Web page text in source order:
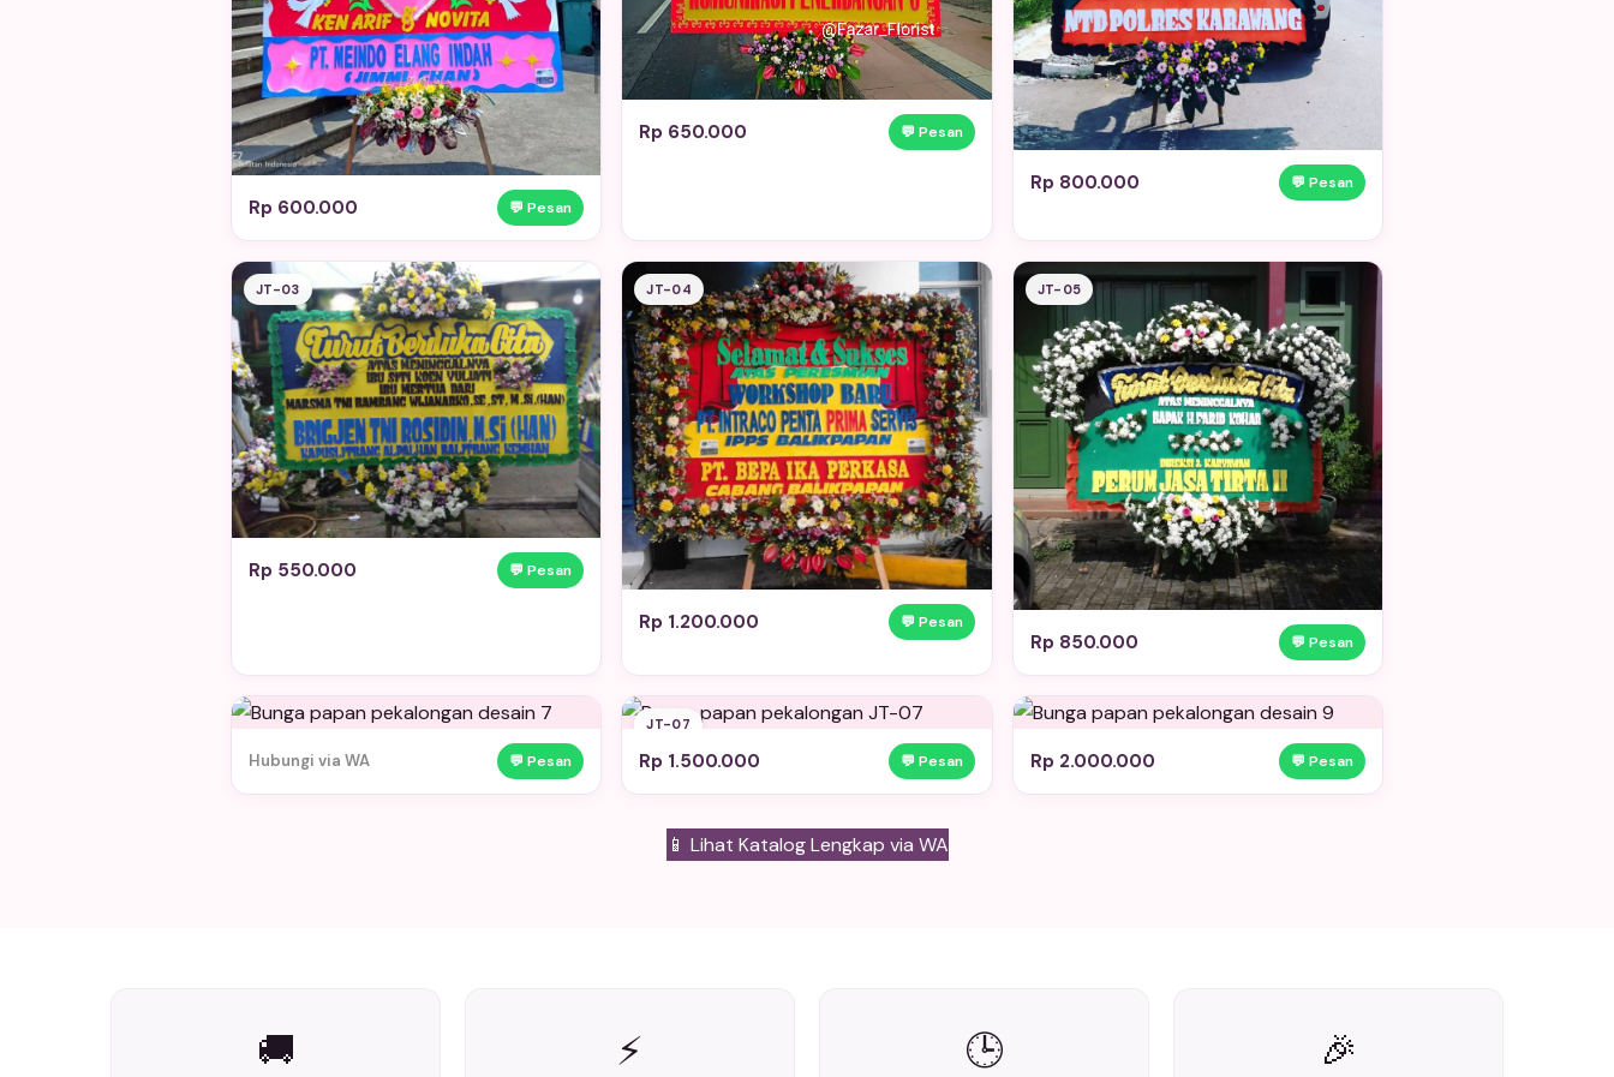
Rp 600.000 💬 Pesan
Rp 650.000 💬 Pesan
Rp 800.000 💬 Pesan
JT-03
Rp 550.000 💬 Pesan
JT-04
Rp 1.200.000 💬 Pesan
JT-05
Rp 850.000 💬 Pesan
Hubungi via WA 💬 Pesan
JT-07
Rp 1.500.000 💬 Pesan Rp 2.000.000 💬 Pesan
📱 Lihat Katalog Lengkap via WA
🚚 ⚡ 🕒 🎉